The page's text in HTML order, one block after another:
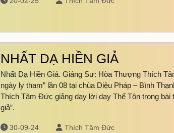
NHẤT DẠ HIỀN GIẢ
Nhất Dạ Hiền Giả. Giảng Sư: Hòa Thượng Thích
ngày ly tham” lần 08 tại chùa Diệu Pháp – Bình
Thích Tâm Đức giảng dạy lời dạy Thế Tôn trong bài
giả”.
30-09-24 Thích Tâm Đức